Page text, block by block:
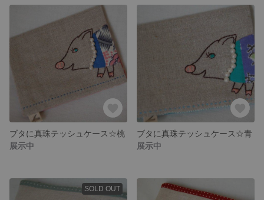
ブタに真珠テッシュケース☆桃
展示中
ブタに真珠テッシュケース☆青
展示中
SOLD OUT